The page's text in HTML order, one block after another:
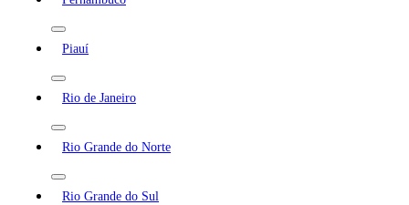
Piauí
Rio de Janeiro
Rio Grande do Norte
Rio Grande do Sul